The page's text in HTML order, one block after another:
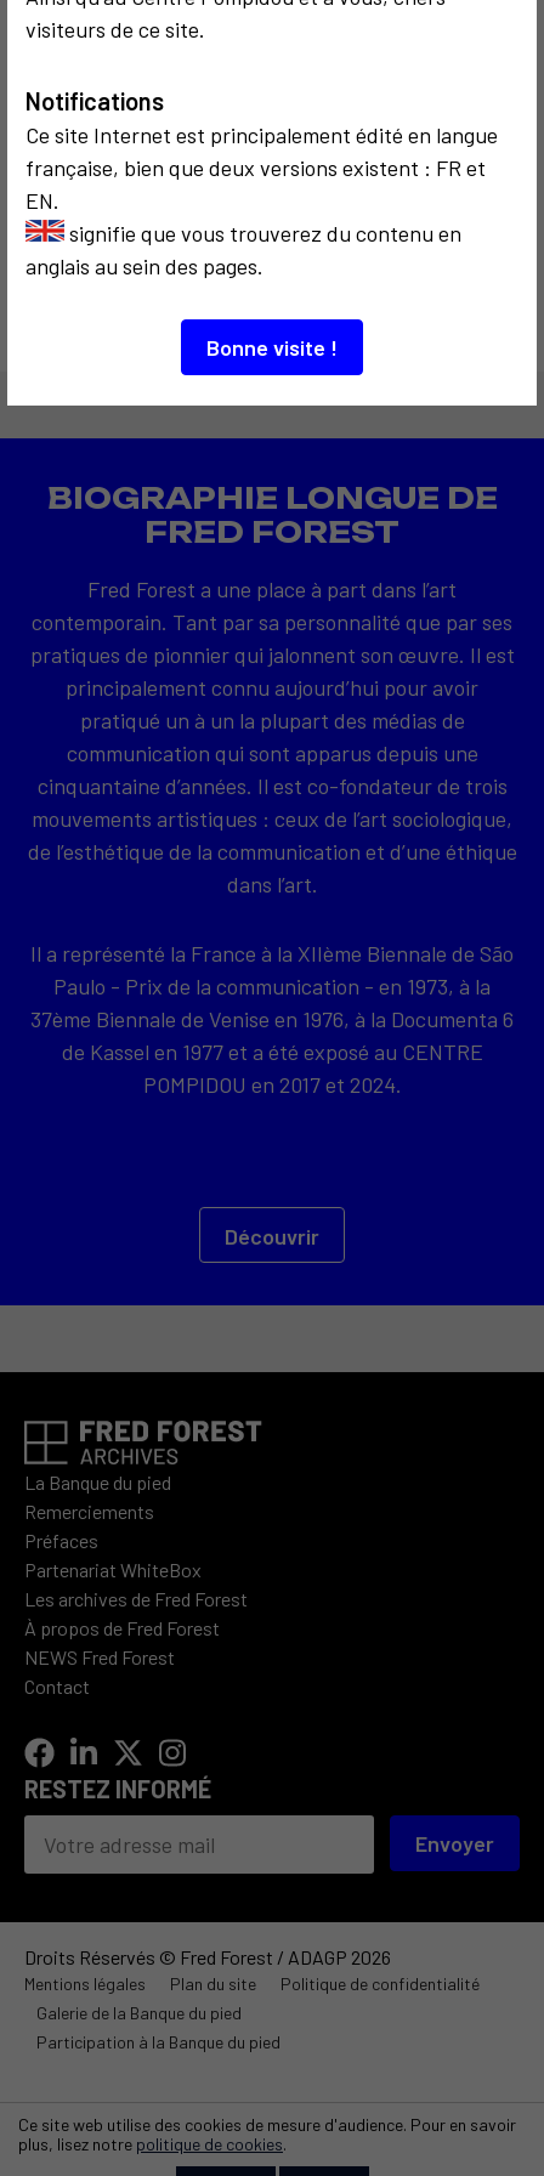
visiteurs de ce site.
Notifications
Ce site Internet est principalement édité en langue
française, bien que deux versions existent : FR et
EN.
signifie que vous trouverez du contenu en
anglais au sein des pages.
Bonne visite !
SOCIOLOGIQUE COMMUNICATION
1975
J'expose
Madame Soleil
en chair et en os
BIOGRAPHIE LONGUE DE
FRED FOREST
Fred Forest a une place à part dans l’art
contemporain. Tant par sa personnalité que par ses
pratiques de pionnier qui jalonnent son œuvre. Il est
principalement connu aujourd’hui pour avoir
pratiqué un à un la plupart des médias de
communication qui sont apparus depuis une
cinquantaine d’années. Il est co-fondateur de trois
mouvements artistiques : ceux de l’art sociologique,
de l’esthétique de la communication et d’une éthique
dans l’art.
Il a représenté la France à la XIIème Biennale de São
Paulo - Prix de la communication - en 1973, à la
37ème Biennale de Venise en 1976, à la Documenta 6
de Kassel en 1977 et a été exposé au CENTRE
POMPIDOU en 2017 et 2024.
Découvrir
La Banque du pied
Remerciements
Préfaces
Partenariat WhiteBox
Les archives de Fred Forest
À propos de Fred Forest
NEWS Fred Forest
Contact
RESTEZ INFORMÉ
Envoyer
Droits Réservés © Fred Forest / ADAGP 2026
Mentions légales Plan du site
Politique de confidentialité
Galerie de la Banque du pied
Participation à la Banque du pied
Ce site web utilise des cookies de mesure d'audience. Pour en savoir
plus, lisez notre politique de cookies.